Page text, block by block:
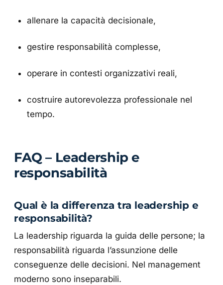
allenare la capacità decisionale,
gestire responsabilità complesse,
operare in contesti organizzativi reali,
costruire autorevolezza professionale nel
tempo.
FAQ – Leadership e
responsabilità
Qual è la differenza tra leadership e
responsabilità?
La leadership riguarda la guida delle persone; la
responsabilità riguarda l’assunzione delle
conseguenze delle decisioni. Nel management
moderno sono inseparabili.